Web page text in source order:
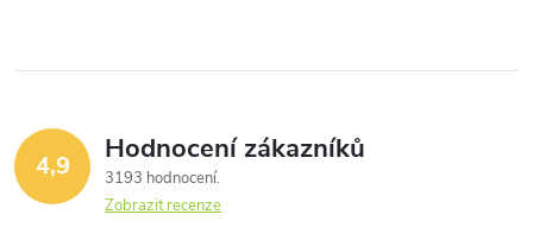
4,9 Hodnocení zákazníků
3193 hodnocení
Zobrazit recenze